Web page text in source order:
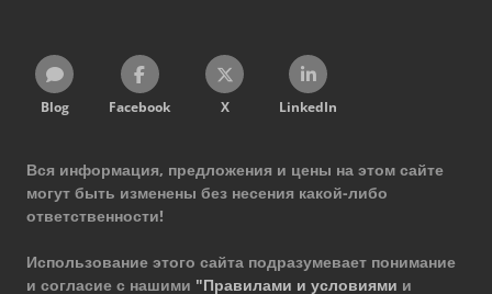
Blog Facebook X LinkedIn
Вся информация, предложения и цены на этом сайте
могут быть изменены без несения какой-либо
ответственности!
Использование этого сайта подразумевает понимание
и согласие с нашими "Правилами и условиями и